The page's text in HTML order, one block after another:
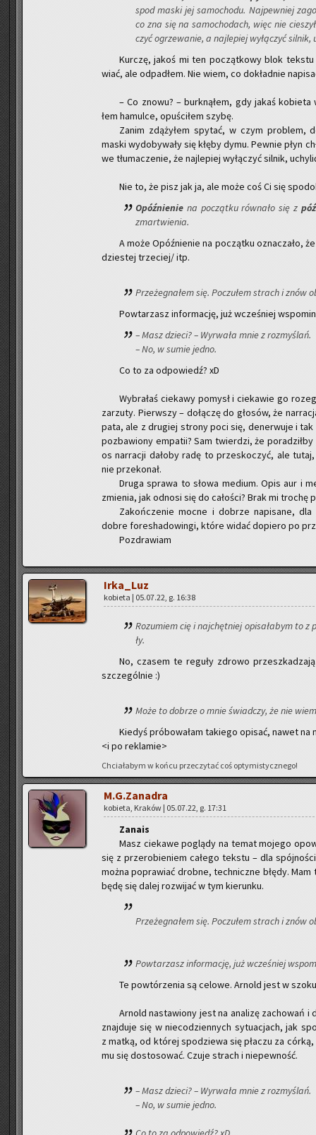
spod maski jej sa­mo­cho­du. Naj­pew­niej
co zna się na sa­mo­cho­dach, więc nie
czyć ogrze­wa­nie, a naj­le­piej wy­łą­czyć
Kur­czę, jakoś mi ten po­cząt­ko­wy blok
wiać, ale od­pa­dłem. Nie wiem, co do­kład­nie
– Co znowu? – burk­ną­łem, gdy jakaś
łem ha­mul­ce, opu­ści­łem szybę.
Zanim zdą­ży­łem spy­tać, w czym pro­blem,
maski wy­do­by­wa­ły się kłęby dymu. Pew­nie płyn
we tłu­ma­cze­nie, że naj­le­piej wy­łą­czyć sil­nik,
Nie to, że pisz jak ja, ale może coś Ci się
Opóź­nie­nie na po­cząt­ku rów­na­ło się z
zmar­twie­nia.
A może Opóź­nie­nie na po­cząt­ku ozna­cza­ło,
dzie­stej trze­ciej/ itp.
Prze­że­gna­łem się. Po­czu­łem strach i znów
Po­wta­rzasz in­for­ma­cję, już wcze­śniej
– Masz dzie­ci? – Wy­rwa­ła mnie z roz­my­ślań.
– No, w sumie jedno.
Co to za od­po­wiedź? xD
Wy­bra­łaś cie­ka­wy po­mysł i cie­ka­wie go
za­rzu­ty. Pierw­szy – do­łą­czę do gło­sów, że
pa­ta, ale z dru­giej stro­ny poci się, de­ner­wu­je i
po­zba­wio­ny em­pa­tii? Sam twier­dzi, że
os nar­ra­cji da­ło­by radę to prze­sko­czyć, ale
nie prze­ko­nał.
Druga spra­wa to słowa me­dium. Opis aur i
zmie­nia, jak od­no­si się do ca­ło­ści? Brak mi tro­chę
Za­koń­cze­nie mocne i do­brze na­pi­sa­ne,
dobre fo­re­sha­do­win­gi, które widać do­pie­ro po
Po­zdra­wiam
Ir­ka­_Luz
ko­bie­ta | 05.07.22, g. 16:38
Ro­zu­miem cię i naj­chęt­niej opi­sa­ła­bym to
ły.
No, cza­sem te re­gu­ły zdro­wo
szcze­gól­nie :)
Może to do­brze o mnie świad­czy, że nie
Kie­dyś pró­bo­wa­łam ta­kie­go opi­sać, nawet na
<i po re­kla­mie>
Chcia­ła­bym w końcu prze­czy­tać coś opty­mi­stycz­ne­go!
M.G.Zanadra
ko­bie­ta, Kra­ków | 05.07.22, g. 17:31
Za­na­is
Masz cie­ka­we po­glą­dy na temat mo­je­go
się z prze­ro­bie­niem ca­łe­go tek­stu – dla
można po­pra­wiać drob­ne, tech­nicz­ne błędy.
będę się dalej roz­wi­jać w tym kie­run­ku.
Prze­że­gna­łem się. Po­czu­łem strach i znów
Po­wta­rzasz in­for­ma­cję, już wcze­śniej
Te po­wtó­rze­nia są ce­lo­we. Ar­nold jest w
Ar­nold na­sta­wio­ny jest na ana­li­zę za­cho­wań
znaj­du­je się w nie­co­dzien­nych sy­tu­acjach, jak
z matką, od któ­rej spo­dzie­wa się pła­czu za
mu się do­sto­so­wać. Czuje strach i nie­pew­ność.
– Masz dzie­ci? – Wy­rwa­ła mnie z roz­my­ślań.
– No, w sumie jedno.